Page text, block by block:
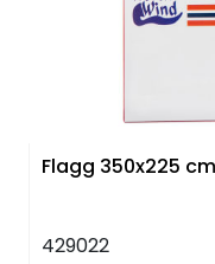
Flagg 350x225 cm
429022
ACCESSORIES
JUL